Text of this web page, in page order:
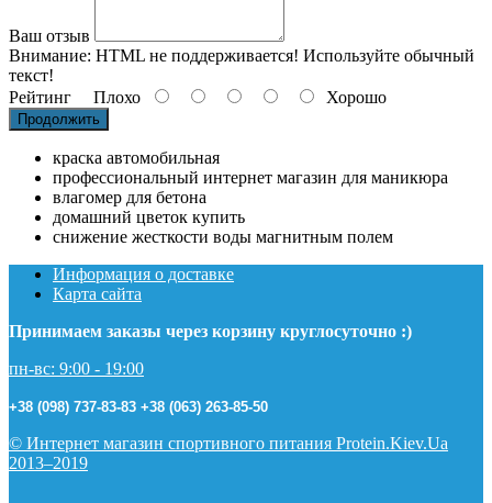
Ваш отзыв
Внимание: HTML не поддерживается! Используйте обычный
текст!
Рейтинг Плохо Хорошо
Продолжить
краска автомобильная
профессиональный интернет магазин для маникюра
влагомер для бетона
домашний цветок купить
снижение жесткости воды магнитным полем
Информация о доставке
Карта сайта
Принимаем заказы через корзину круглосуточно :)
пн-вс: 9:00 - 19:00
+38 (098) 737-83-83 +38 (063) 263-85-50
© Интернет магазин спортивного питания Protein.Kiev.Ua
2013–2019